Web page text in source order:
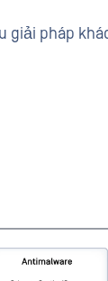
giải pháp